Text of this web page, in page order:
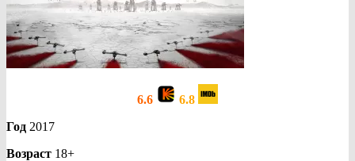
6.6
6.8
Год 2017
Возраст 18+